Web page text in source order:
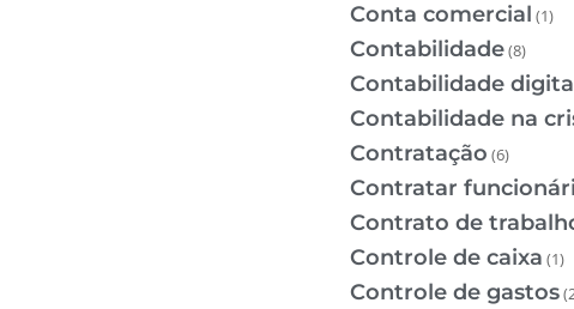
Conta comercial (1)
Contabilidade(8)
Contabilidade
Contabilidade na
Contratação (6)
Contratar
Contrato de
Controle de caixa (1)
Controle de gastos